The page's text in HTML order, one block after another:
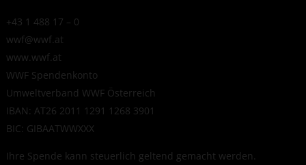
+43 1 488 17 – 0
wwf@wwf.at
www.wwf.at
WWF Spendenkonto
Umweltverband WWF Österreich
IBAN: AT26 2011 1291 1268 3901
BIC: GIBAATWWXXX
Ihre Spende kann steuerlich geltend gemacht werden.